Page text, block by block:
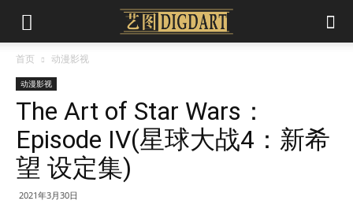
首页 动漫影视
动漫影视
The Art of Star Wars：
Episode IV(星球大战4：新希
望 设定集)
2021年3月30日